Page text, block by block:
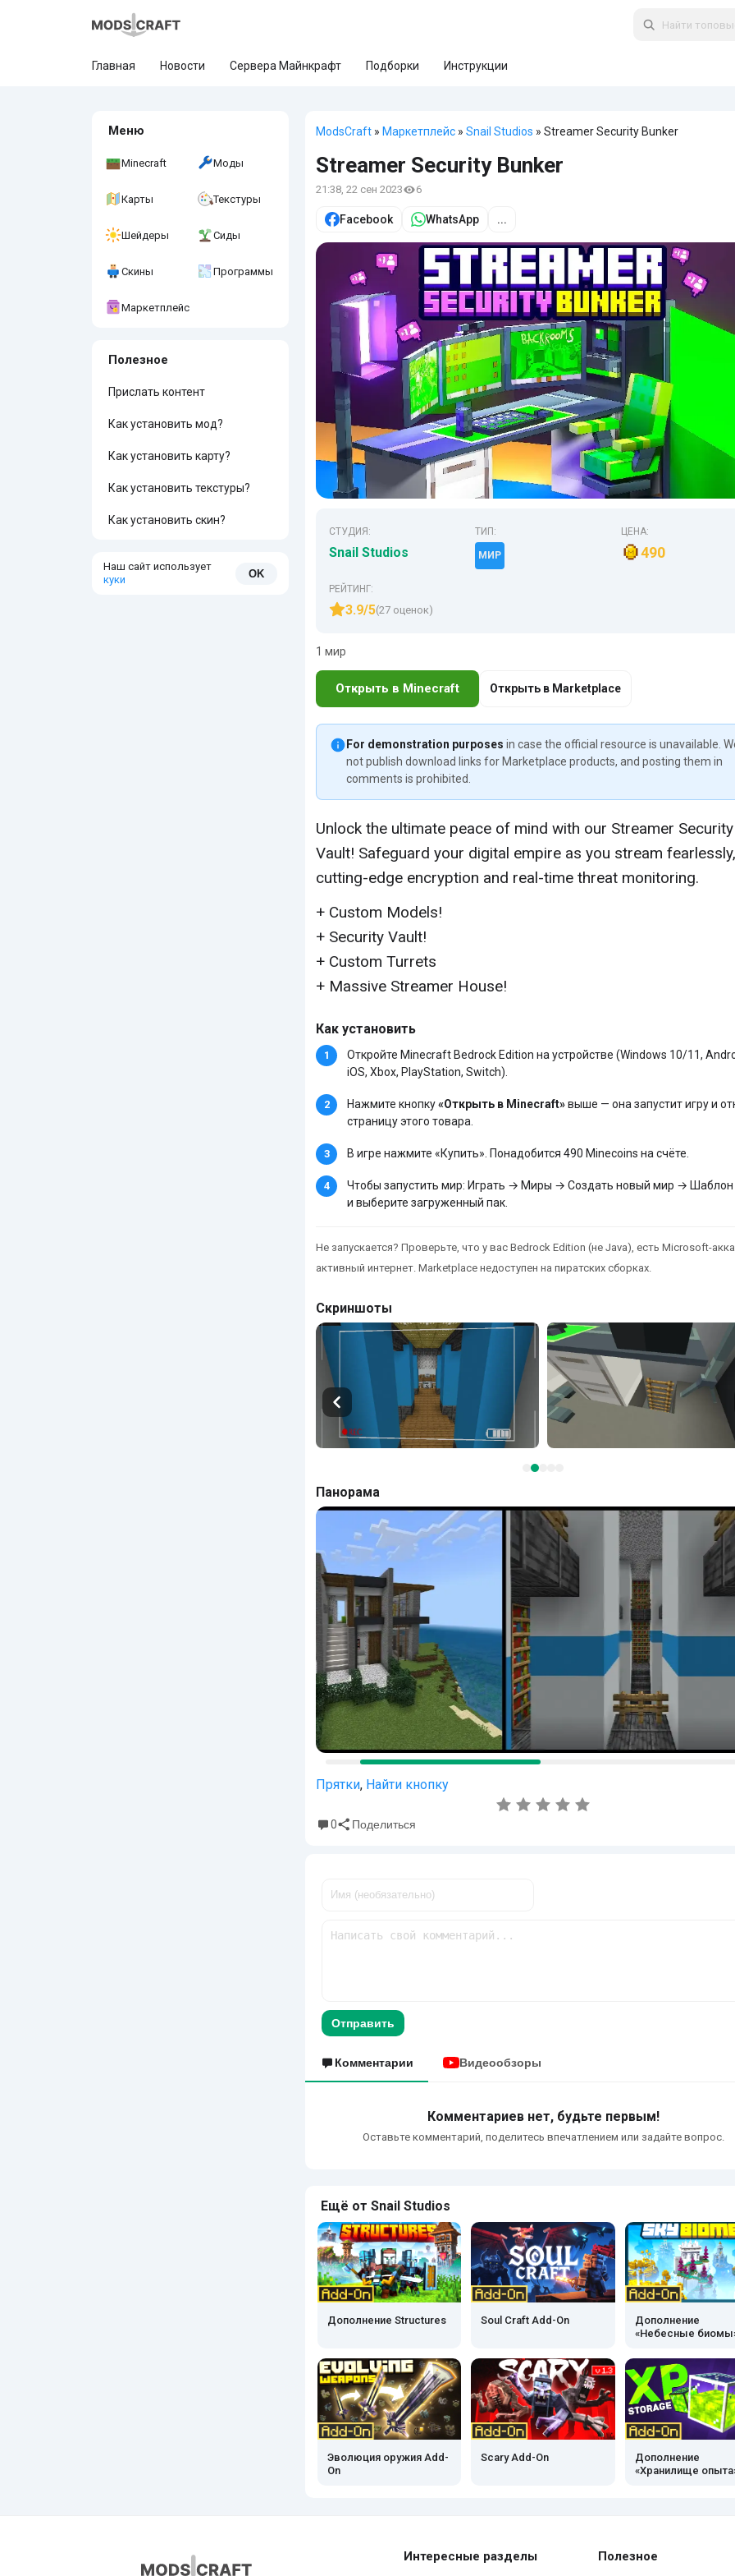
Главная Новости Сервера Майнкрафт Подборки Инструкции
Меню
Minecraft Моды
Карты Текстуры
Шейдеры Сиды
Скины Программы
Маркетплейс
Полезное
Прислать контент
Как установить мод?
Как установить карту?
Как установить текстуры?
Как установить скин?
Наш сайт использует
куки
OK
ModsCraft » Маркетплейс » Snail Studios » Streamer Security Bunker
Streamer Security Bunker
21:38, 22 сен 2023 6
Facebook WhatsApp ...
СТУДИЯ:
Snail Studios
ТИП:
МИР
ЦЕНА:
490
РЕЙТИНГ:
3.9/5(27 оценок)
1 мир
Открыть в Minecraft Открыть в Marketplace
For demonstration purposes in case the official resource is unavailable.
not publish download links for Marketplace products, and posting them in
comments is prohibited.
Unlock the ultimate peace of mind with our Streamer Security
Vault! Safeguard your digital empire as you stream
cutting-edge encryption and real-time threat monitoring.
+ Custom Models!
+ Security Vault!
+ Custom Turrets
+ Massive Streamer House!
Как установить
Откройте Minecraft Bedrock Edition на устройстве (Windows 10/11,
iOS, Xbox, PlayStation, Switch).
Нажмите кнопку«Открыть в Minecraft»выше — она запустит игру и
страницу этого товара.
В игре нажмите «Купить». Понадобится 490 Minecoins на счёте.
Чтобы запустить мир: Играть → Миры → Создать новый мир →
и выберите загруженный пак.
Не запускается? Проверьте, что у вас Bedrock Edition (не Java), есть Microsoft-
активный интернет. Marketplace недоступен на пиратских сборках.
Скриншоты
Панорама
Прятки, Найти кнопку
0 Поделиться
Отправить
Комментарии Видеообзоры
Комментариев нет, будьте первым!
Оставьте комментарий, поделитесь впечатлением или задайте вопрос.
Ещё от Snail Studios
Дополнение Structures Soul Craft Add-On
Дополнение
«Небесные
Эволюция оружия Add-
On
Scary Add-On
Дополнение
«Хранилище
Интересные разделы Полезное